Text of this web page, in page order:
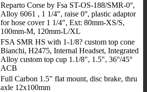
Reparto Corse by Fsa ST-OS-188/SMR-0°,
Alloy 6061 , 1 1/4", raise 0°, plastic adaptor
for hose cover 1 1/4", Ext: 80mm-XS/S,
100mm-M, 120mm-L/XL
FSA SMR HS with 1-1/8? custom top cone
Bianchi, H2475, Internal Headset, Integrated
Alloy custom top cup 1.1/8", 1.5", 36°/45°
ACB
Full Carbon 1.5" flat mount, disc brake, thru
axle 12x100mm